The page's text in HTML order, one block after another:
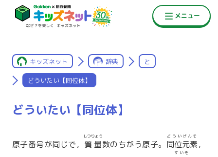
キッズネット 辞典 と
どういたい【同位体】
どういたい【同位体】
原子番号が同じで， 質量
しつりょう
数のちがう原子。 同位元素
どういげんそ
，
すいそ